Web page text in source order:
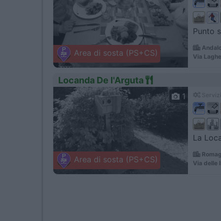
Area di sosta (PS+CS)
Punto
Via
Locanda De l'Arguta
Area di sosta (PS+CS)
1
La
Via delle